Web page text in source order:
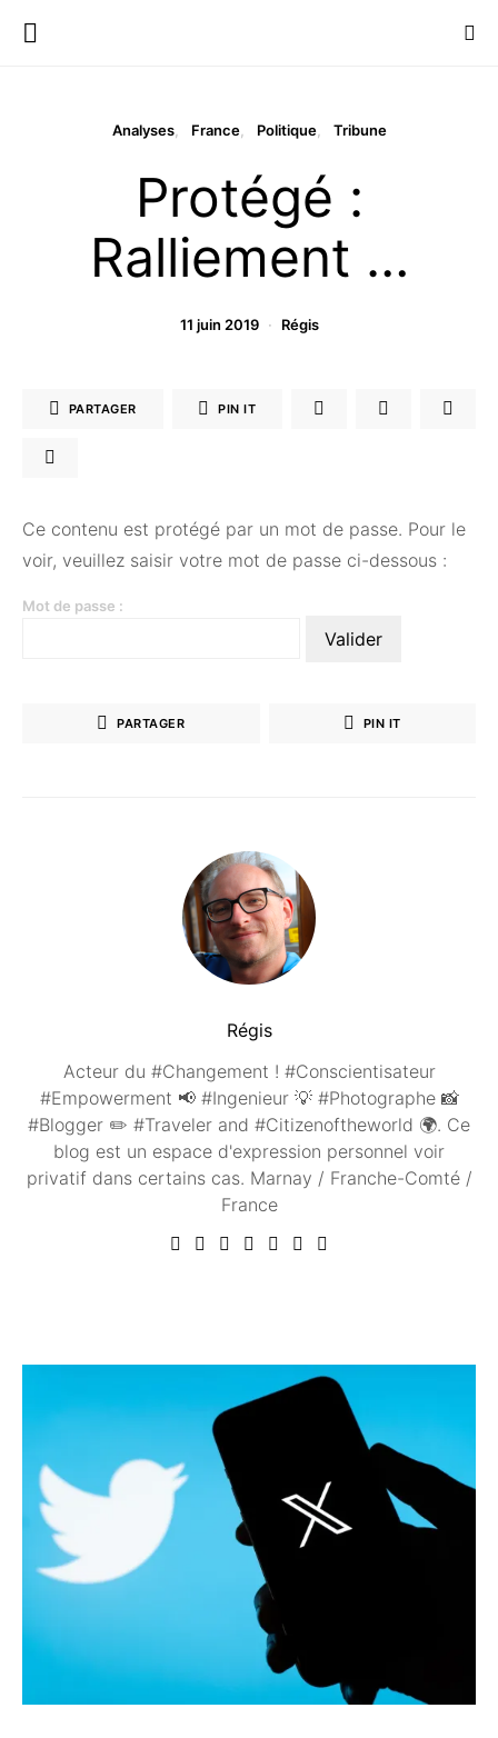
Analyses France Politique Tribune
Protégé :
Ralliement …
11 juin 2019 Régis
PARTAGER PIN IT
Ce contenu est protégé par un mot de passe. Pour le
voir, veuillez saisir votre mot de passe ci-dessous :
Mot de passe :
PARTAGER PIN IT
Régis
Acteur du #Changement ! #Conscientisateur
#Empowerment 📢 #Ingenieur 💡 #Photographe 📸
#Blogger ✏️ #Traveler and #Citizenoftheworld 🌍. Ce
blog est un espace d'expression personnel voir
privatif dans certains cas. Marnay / Franche-Comté /
France